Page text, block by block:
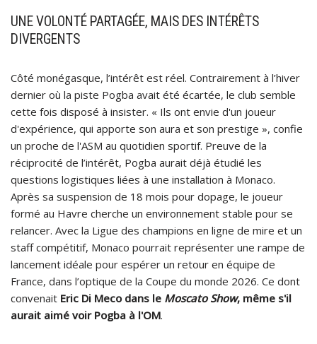
UNE VOLONTÉ PARTAGÉE, MAIS DES INTÉRÊTS
DIVERGENTS
Côté monégasque, l’intérêt est réel. Contrairement à l’hiver
dernier où la piste Pogba avait été écartée, le club semble
cette fois disposé à insister. « Ils ont envie d'un joueur
d'expérience, qui apporte son aura et son prestige », confie
un proche de l'ASM au quotidien sportif. Preuve de la
réciprocité de l’intérêt, Pogba aurait déjà étudié les
questions logistiques liées à une installation à Monaco.
Après sa suspension de 18 mois pour dopage, le joueur
formé au Havre cherche un environnement stable pour se
relancer. Avec la Ligue des champions en ligne de mire et un
staff compétitif, Monaco pourrait représenter une rampe de
lancement idéale pour espérer un retour en équipe de
France, dans l’optique de la Coupe du monde 2026. Ce dont
convenait Eric Di Meco dans le Moscato Show, même s'il
aurait aimé voir Pogba à l'OM.